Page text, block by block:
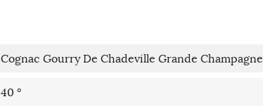
Cognac Gourry De Chadeville Grande Champagne
40 °